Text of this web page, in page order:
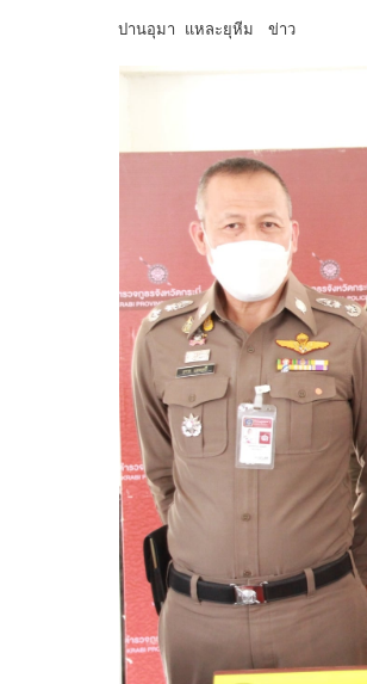
ปานอุมา แหละยุหีม ข่าว